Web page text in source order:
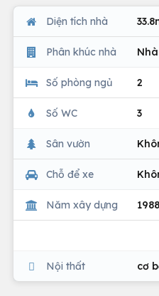
Diện tích nhà
Phân khúc nhà
Số phòng ngủ 2
Số WC 3
Sân vườn
Chỗ để xe
Năm xây dựng 1988
Nội thất cơ